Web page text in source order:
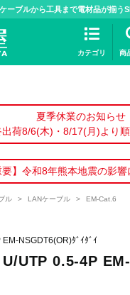
ーブルから工具まで電材品が揃う
カテゴリ 商
夏季休業のお知らせ
出荷8/6(木)・8/17(月)より
要】令和8年熊本地震の影
ル > LANケーブル > EM-Cat.6
NSGDT6(OR)ﾀﾞｲﾀﾞｲ
UTP 0.5-4P